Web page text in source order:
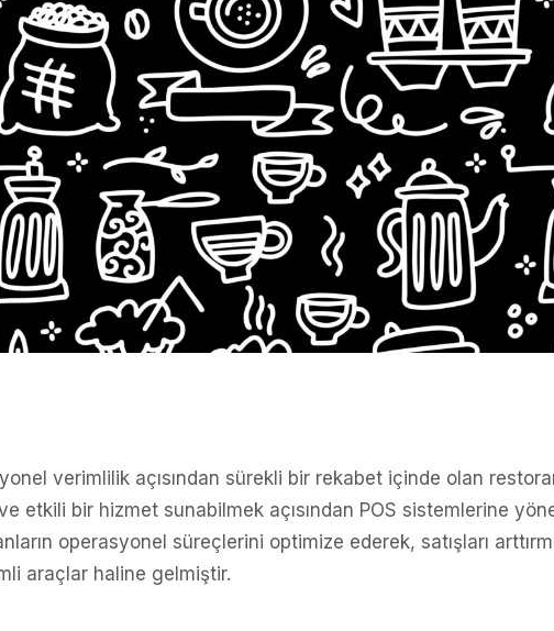
verimlilik açısından sürekli bir rekabet içinde olan
etkili bir hizmet sunabilmek açısından POS sistemlerine
operasyonel süreçlerini optimize ederek, satışları
araçlar haline gelmiştir.